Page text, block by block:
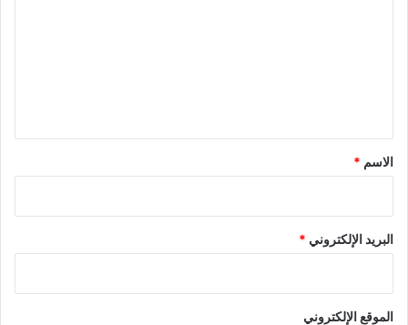
*
الاسم *
البريد الإلكتروني *
الموقع الإلكتروني